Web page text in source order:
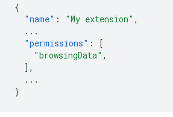
{
"name" : "My extension" ,
...
"permissions" :
[
"browsingData" ,
],
...
}